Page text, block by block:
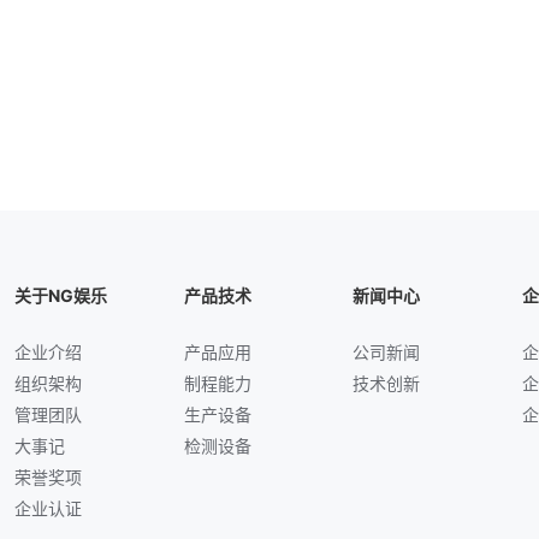
关于NG娱乐
企业介绍
组织架构
管理团队
大事记
荣誉奖项
企业认证
产品技术
产品应用
制程能力
生产设备
检测设备
新闻中心
公司新闻
技术创新